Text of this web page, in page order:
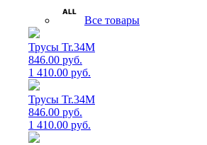
Все товары
Трусы Tr.34M
846.00 руб.
1 410.00 руб.
Трусы Tr.34M
846.00 руб.
1 410.00 руб.